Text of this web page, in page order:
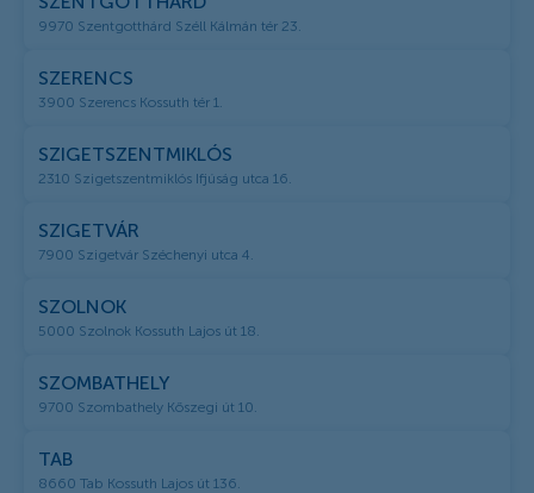
9970 Szentgotthárd Széll Kálmán tér 23.
SZERENCS
3900 Szerencs Kossuth tér 1.
SZIGETSZENTMIKLÓS
2310 Szigetszentmiklós Ifjúság utca 16.
SZIGETVÁR
7900 Szigetvár Széchenyi utca 4.
SZOLNOK
5000 Szolnok Kossuth Lajos út 18.
SZOMBATHELY
9700 Szombathely Kőszegi út 10.
TAB
8660 Tab Kossuth Lajos út 136.